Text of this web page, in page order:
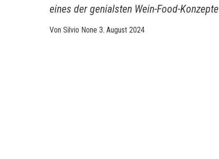
eines der genialsten Wein-Food-Konzepte
Von Silvio None 3. August 2024